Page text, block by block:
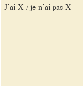
J’ai X / je n’ai pas X